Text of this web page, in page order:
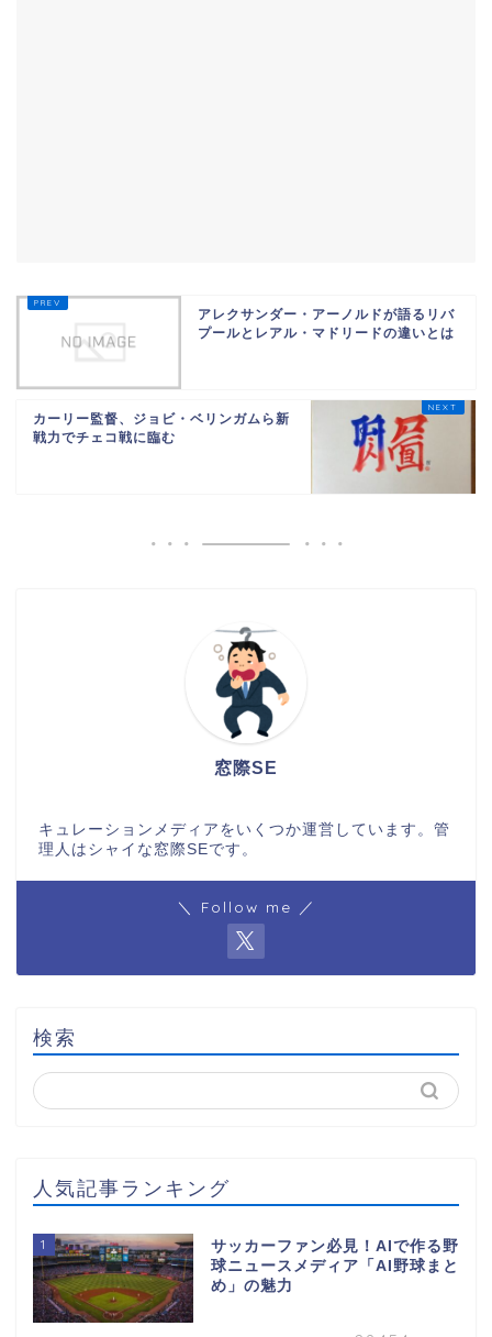
アレクサンダー・アーノルドが語るリバ
プールとレアル・マドリードの違いとは
カーリー監督、ジョビ・ベリンガムら新
戦力でチェコ戦に臨む
窓際SE
キュレーションメディアをいくつか運営しています。管
理人はシャイな窓際SEです。
＼ Follow me ／
検索
人気記事ランキング
1
サッカーファン必見！AIで作る野
球ニュースメディア「AI野球まと
め」の魅力